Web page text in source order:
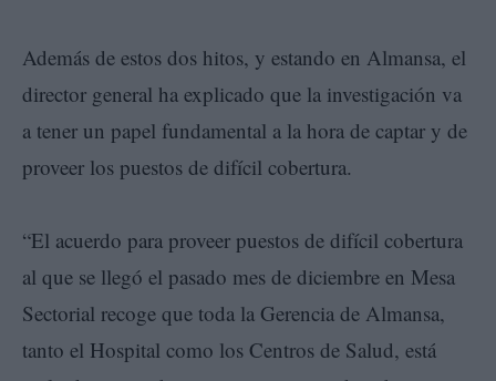
Además de estos dos hitos, y estando en Almansa, el
director general ha explicado que la investigación va
a tener un papel fundamental a la hora de captar y de
proveer los puestos de difícil cobertura.
“El acuerdo para proveer puestos de difícil cobertura
al que se llegó el pasado mes de diciembre en Mesa
Sectorial recoge que toda la Gerencia de Almansa,
tanto el Hospital como los Centros de Salud, está